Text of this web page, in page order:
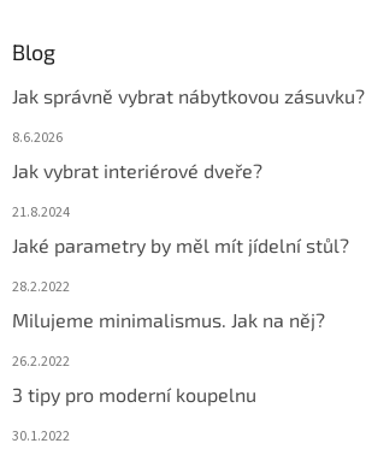
Blog
Jak správně vybrat nábytkovou zásuvku?
8.6.2026
Jak vybrat interiérové dveře?
21.8.2024
Jaké parametry by měl mít jídelní stůl?
28.2.2022
Milujeme minimalismus. Jak na něj?
26.2.2022
3 tipy pro moderní koupelnu
30.1.2022